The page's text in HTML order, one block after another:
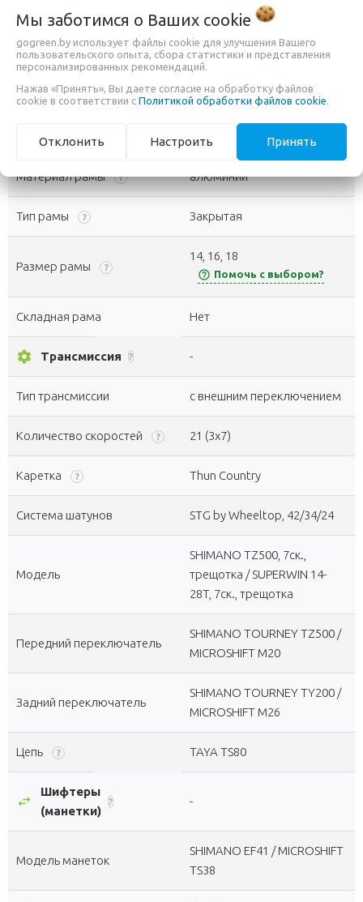
Блокировка вилки ? Нет
Ход амортизатора 100 мм
Задний амортизатор Нет
Рама -
Материал рамы ? алюминий
Тип рамы ? Закрытая
Размер рамы ?
14, 16, 18
help_outline Помочь с выбором?
Складная рама Нет
settings Трансмиссия ? -
Тип трансмиссии с внешним переключением
Количество скоростей ? 21 (3x7)
Каретка ? Thun Country
Система шатунов STG by Wheeltop, 42/34/24
Модель
SHIMANO TZ500, 7ск.,
трещотка / SUPERWIN 14-
28T, 7ск., трещотка
Передний переключатель
SHIMANO TOURNEY TZ500 /
MICROSHIFT M20
Задний переключатель
SHIMANO TOURNEY TY200 /
MICROSHIFT M26
Цепь ? TAYA TS80
swap_horiz
Шифтеры
(манетки)
? -
Модель манеток
SHIMANO EF41 / MICROSHIFT
TS38
Мы заботимся о Ваших cookie
gogreen.by использует файлы cookie для улучшения Вашего
пользовательского опыта, сбора статистики и представления
персонализированных рекомендаций.
Нажав «Принять», Вы даете согласие на обработку файлов
cookie в соответствии с Политикой обработки файлов cookie.
Отклонить Настроить Принять